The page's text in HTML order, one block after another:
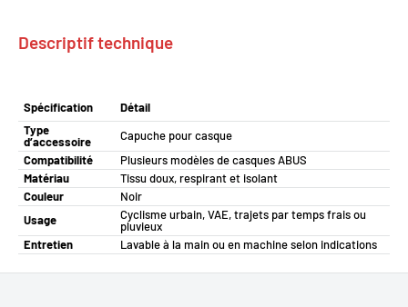
Descriptif technique
Spécification
Détail
Type
d’accessoire
Capuche pour casque
Compatibilité
Plusieurs modèles de casques ABUS
Matériau
Tissu doux, respirant et isolant
Couleur
Noir
Usage
Cyclisme urbain, VAE, trajets par temps frais ou
pluvieux
Entretien
Lavable à la main ou en machine selon indications